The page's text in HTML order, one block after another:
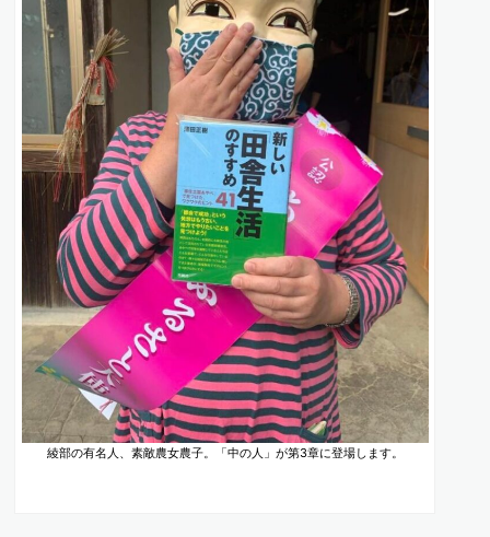
綾部の有名人、素敵農女農子。「中の人」が第3章に登場します。